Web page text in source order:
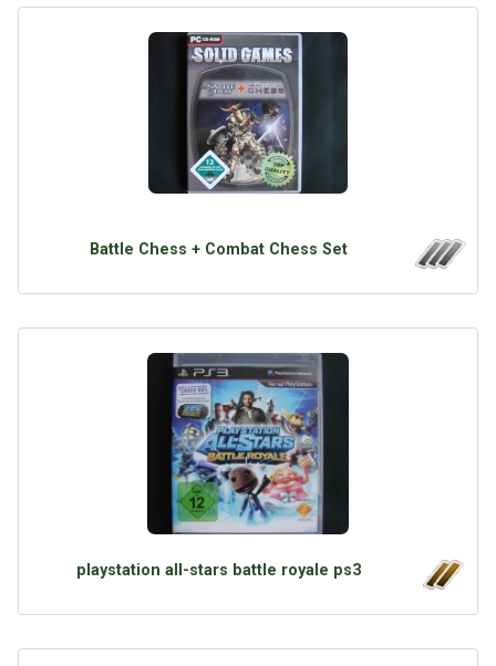
Battle Chess + Combat Chess Set
playstation all-stars battle royale ps3